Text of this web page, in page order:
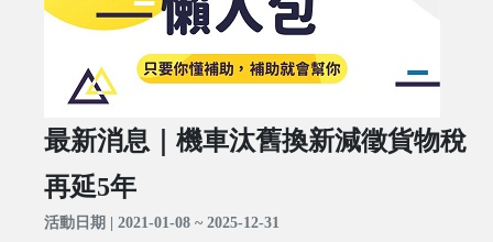
最新消息｜機車汰舊換新減徵貨物稅
再延5年
活動日期 | 2021-01-08 ~ 2025-12-31